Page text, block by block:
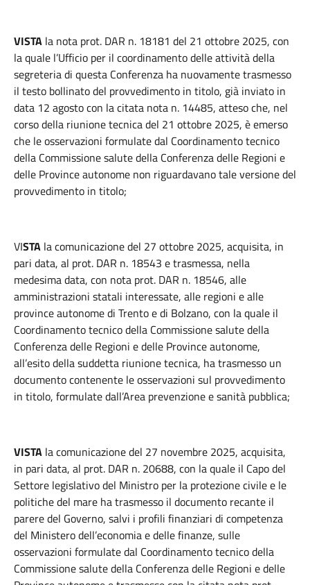
VISTA la nota prot. DAR n. 18181 del 21 ottobre 2025, con
la quale l’Ufficio per il coordinamento delle attività della
segreteria di questa Conferenza ha nuovamente trasmesso
il testo bollinato del provvedimento in titolo, già inviato in
data 12 agosto con la citata nota n. 14485, atteso che, nel
corso della riunione tecnica del 21 ottobre 2025, è emerso
che le osservazioni formulate dal Coordinamento tecnico
della Commissione salute della Conferenza delle Regioni e
delle Province autonome non riguardavano tale versione del
provvedimento in titolo;
VISTA la comunicazione del 27 ottobre 2025, acquisita, in
pari data, al prot. DAR n. 18543 e trasmessa, nella
medesima data, con nota prot. DAR n. 18546, alle
amministrazioni statali interessate, alle regioni e alle
province autonome di Trento e di Bolzano, con la quale il
Coordinamento tecnico della Commissione salute della
Conferenza delle Regioni e delle Province autonome,
all’esito della suddetta riunione tecnica, ha trasmesso un
documento contenente le osservazioni sul provvedimento
in titolo, formulate dall’Area prevenzione e sanità pubblica;
VISTA la comunicazione del 27 novembre 2025, acquisita,
in pari data, al prot. DAR n. 20688, con la quale il Capo del
Settore legislativo del Ministro per la protezione civile e le
politiche del mare ha trasmesso il documento recante il
parere del Governo, salvi i profili finanziari di competenza
del Ministero dell’economia e delle finanze, sulle
osservazioni formulate dal Coordinamento tecnico della
Commissione salute della Conferenza delle Regioni e delle